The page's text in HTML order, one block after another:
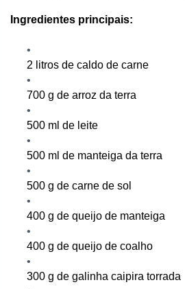
Ingredientes principais:
2 litros de caldo de carne
700 g de arroz da terra
500 ml de leite
500 ml de manteiga da terra
500 g de carne de sol
400 g de queijo de manteiga
400 g de queijo de coalho
300 g de galinha caipiratorrada